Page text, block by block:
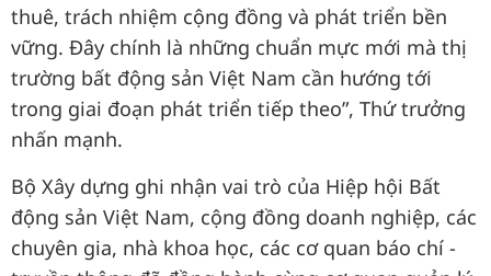
thuê, trách nhiệm cộng đồng và phát triển bền
vững. Đây chính là những chuẩn mực mới mà thị
trường bất động sản Việt Nam cần hướng tới
trong giai đoạn phát triển tiếp theo”, Thứ trưởng
nhấn mạnh.
Bộ Xây dựng ghi nhận vai trò của Hiệp hội Bất
động sản Việt Nam, cộng đồng doanh nghiệp, các
chuyên gia, nhà khoa học, các cơ quan báo chí -